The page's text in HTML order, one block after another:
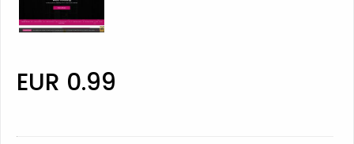
EUR 0.99